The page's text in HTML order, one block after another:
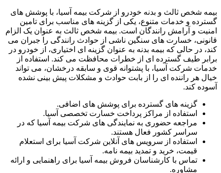
بیمه شخص ثالث و بدنه خودرو از شرکت بیمه آسیا، با پوشش های
گسترده و خدمات متنوع، یکی از گزینه های مناسب برای تامین
امنیت و آرامش رانندگان است. بیمه شخص ثالث به عنوان یک الزام
قانونی، خسارت های سنگین ناشی از حوادث رانندگی را جبران می
کند، در حالی که بیمه بدنه به عنوان گزینه ای اختیاری، از خودرو در
برابر طیف گسترده ای از خطرات محافظت می کند. استفاده از
خدمات شرکت آسیا، با پشتوانه قوی و سابقه درخشان، می تواند
خیال هر راننده ای را از بابت حوادث و مشکلات پیش بینی نشده
آسوده کند.
گزینه های گسترده برای پوشش های اضافی.
استفاده از مراکز پرداخت خسارت تخصصی آسیا.
مراجعه حضوری به نمایندگی های شرکت بیمه آسیا که در
سراسر کشور فعال هستند.
استفاده از سرویس های آنلاین شرکت آسیا برای استعلام
قیمت، خرید و تمدید بیمه نامه.
تماس با کارشناسان فروش بیمه آسیا برای راهنمایی و ارائه
مشاوره.